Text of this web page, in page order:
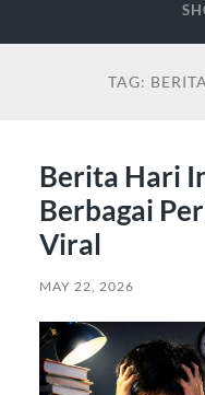
TAG:
Berita Hari
Berbagai
Viral
MAY 22, 2026